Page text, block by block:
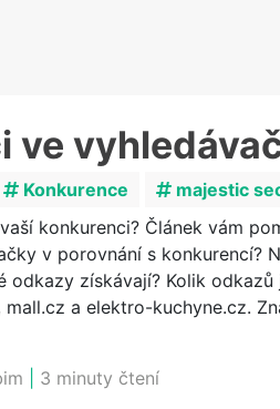
ve
Konkurence
majestic
konkurenci? Článek vám
v porovnání s konkurencí?
odkazy získávají? Kolik
a elektro-kuchyne.cz.
3 minuty čtení